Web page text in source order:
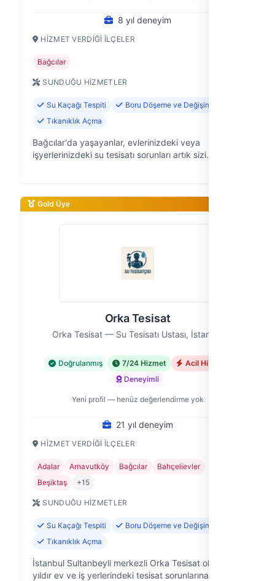
8 yıl deneyim
HIZMET VERDIĞI İLÇELER
Bağcılar
SUNDUĞU HIZMETLER
Su Kaçağı Tespiti
Boru Döşeme ve Değişimi
Tıkanıklık Açma
Bağcılar'da yaşayanlar, evlerinizdeki veya
işyerlerinizdeki su tesisatı sorunları artık sizi
Gold Üye
Orka Tesisat
Orka Tesisat — Su Tesisatı Ustası, İstanbul
Doğrulanmış 7/24 Hizmet
Acil Hizmet
Deneyimli
Yeni profil — henüz değerlendirme yok
21 yıl deneyim
HIZMET VERDIĞI İLÇELER
Adalar Arnavutköy Bağcılar
Bahçelievler
Beşiktaş
+15
SUNDUĞU HIZMETLER
Su Kaçağı Tespiti
Boru Döşeme ve Değişimi
Tıkanıklık Açma
İstanbul Sultanbeyli merkezli Orka Tesisat olarak, 21
yıldır ev ve iş yerlerindeki tesisat sorunlarına